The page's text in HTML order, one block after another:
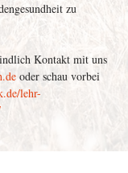
zu
Kontakt mit uns
oder schau vorbei
lehr-